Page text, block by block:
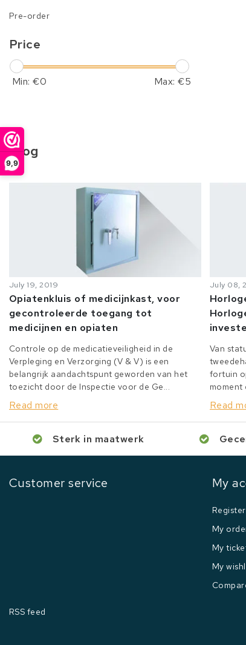
9,9
Pre-order
Price
Min: €0 Max: €5
Blog
July 19, 2019
Opiatenkluis of medicijnkast, voor
gecontroleerde toegang tot
medicijnen en opiaten
Controle op de medicatieveiligheid in de
Verpleging en Verzorging (V & V) is een
belangrijk aandachtspunt geworden van het
toezicht door de Inspectie voor de Ge...
Read more
July 08,
Van
fortuin
moment
Read
Sterk in maatwerk
Customer service
RSS feed
My
Register
My
My
My